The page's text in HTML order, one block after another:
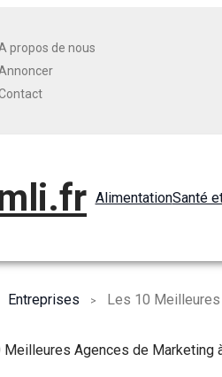
propos de nous
AlimentationSanté
Entreprises